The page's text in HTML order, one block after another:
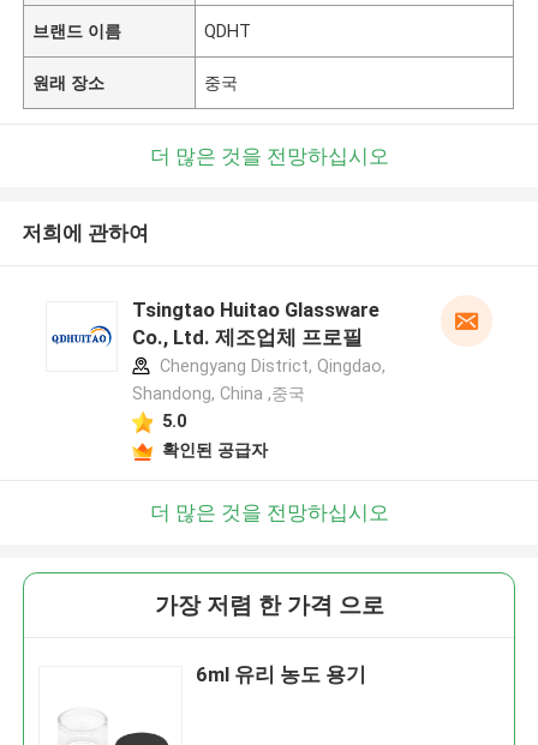
브랜드 이름 QDHT
원래 장소 중국
더 많은 것을 전망하십시오
저희에 관하여
Tsingtao Huitao Glassware
Co., Ltd. 제조업체 프로필
Chengyang District, Qingdao,
Shandong, China ,중국
5.0
확인된 공급자
더 많은 것을 전망하십시오
가장 저렴 한 가격 으로
6ml 유리 농도 용기